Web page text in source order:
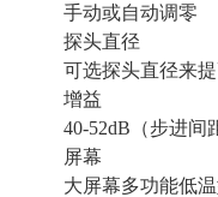
手动或自动调零
探头直径
可选探头直径来
增益
40-52dB（步进间
屏幕
大屏幕多功能低